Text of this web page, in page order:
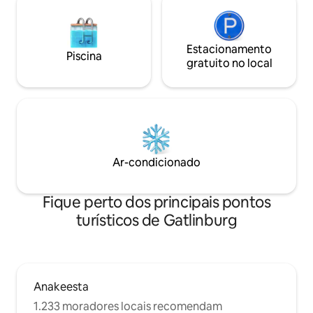
Piscina
Estacionamento
gratuito no local
Ar-condicionado
Fique perto dos principais pontos
turísticos de Gatlinburg
Anakeesta
1.233 moradores locais recomendam